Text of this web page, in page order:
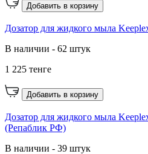
Добавить в корзину
Дозатор для жидкого мыла
В наличии - 62 штук
1 225 тенге
Добавить в корзину
Дозатор для жидкого мыла
(Репаблик РФ)
В наличии - 39 штук